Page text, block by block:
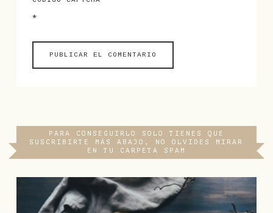
*
PARA CONSEGUIRLO SOLO TIENES QUE
SUSCRIBIRTE MÁS ABAJO, NO OLVIDES MIRAR
EN TU CARPETA SPAM